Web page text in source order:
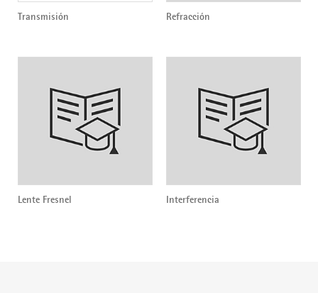
Transmisión Refracción
Lente Fresnel Interferencia